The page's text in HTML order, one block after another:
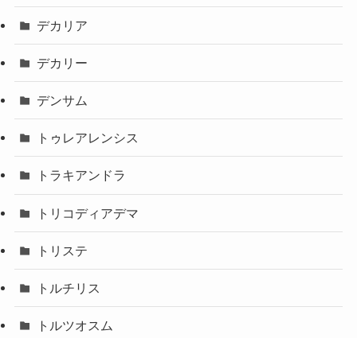
デカリア
デカリー
デンサム
トゥレアレンシス
トラキアンドラ
トリコディアデマ
トリステ
トルチリス
トルツオスム